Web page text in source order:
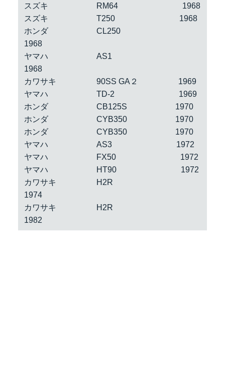
スズキ RM64 1968
スズキ T250 1968
ホンダ CL250
1968
ヤマハ AS1
1968
カワサキ 90SS GA２ 1969
ヤマハ TD-2 1969
ホンダ CB125S 1970
ホンダ CYB350 1970
ホンダ CYB350 1970
ヤマハ AS3 1972
ヤマハ FX50 1972
ヤマハ HT90 1972
カワサキ H2R
1974
カワサキ H2R
1982